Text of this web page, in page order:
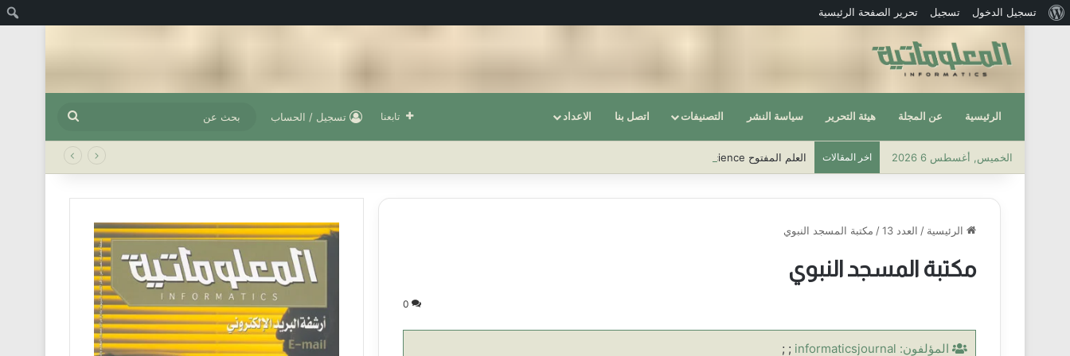
نبذة
ووردبريس
تسجيل الدخول تسجيل تحرير الصفحة الرئيسية
الرئيسية عن المجلة هيئة التحرير سياسة النشر التصنيفات اتصل بنا الاعداد تابعنا تسجيل / الحساب
عن
الخميس, أغسطس 6 2026 اخر المقالات العلم المفتوح Open Science
الرئيسية / العدد 13 / مكتبة المسجد النبوي
مكتبة المسجد النبوي
0
المؤلفون: informaticsjournal
; ;